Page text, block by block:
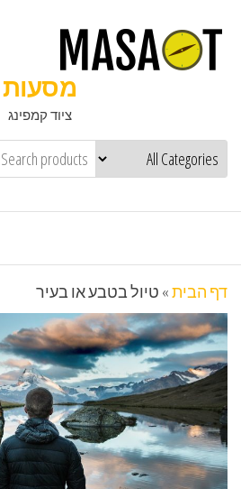
מסעות
ציוד קמפינג
דף הבית» טיול בטבע או בעיר